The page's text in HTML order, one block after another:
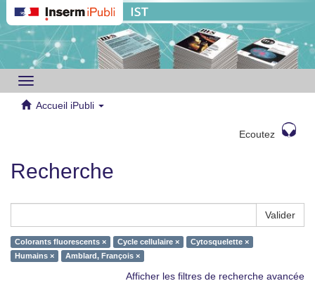
Toggle
navigation
Accueil iPubli
Ecoutez
Recherche
Valider
Colorants fluorescents × Cycle cellulaire ×
Cytosquelette ×
Humains ×
Amblard, François ×
Afficher les filtres de recherche avancée